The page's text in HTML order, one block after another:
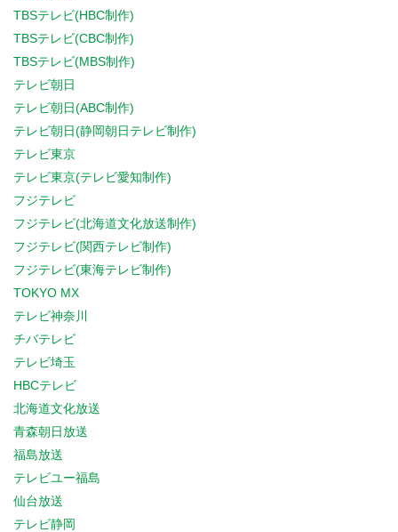
TBSテレビ(HBC制作)
TBSテレビ(CBC制作)
TBSテレビ(MBS制作)
テレビ朝日
テレビ朝日(ABC制作)
テレビ朝日(静岡朝日テレビ制作)
テレビ東京
テレビ東京(テレビ愛知制作)
フジテレビ
フジテレビ(北海道文化放送制作)
フジテレビ(関西テレビ制作)
フジテレビ(東海テレビ制作)
TOKYO MX
テレビ神奈川
チバテレビ
テレビ埼玉
HBCテレビ
北海道文化放送
青森朝日放送
福島放送
テレビユー福島
仙台放送
テレビ静岡